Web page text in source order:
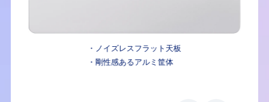
・ノイズレスフラット天板
・剛性感あるアルミ筐体